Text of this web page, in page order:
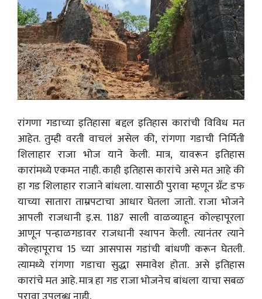
रांगणा गडाच्या इतिहासा बद्दल इतिहास कारांची विविध मत
आहेत. तुम्ही वरती वाचलं असेल की, रांगणा गडाची निर्मिती
शिलाहार राजा भोज याने केली. मात्र, यावरून इतिहास
कारांमध्ये एकमत नाही. काही इतिहास कारांचे असे मत आहे की
हा गड शिलाहार राजाने बांधला. यासाठी पुरावा म्हणून ग्रँट डफ
याच्या सातारा ताम्रपटाचा आधार घेतला जातो. राजा भोजने
आपली राजधानी इ.स. 1187 साली वाळव्याहून कोल्हापूरला
आणून पन्हाळगडावर राजधानी स्थापन केली. त्यानंतर त्याने
कोल्हापूराच 15 च्या आसपास गडांची बांधणी करून घेतली.
त्यामध्ये रांगणा गडाचा सुद्धा समावेश होता. असे इतिहास
कारांचे मत आहे. मात्र हा गड राजा भोजनेच बांधला याचा सबळ